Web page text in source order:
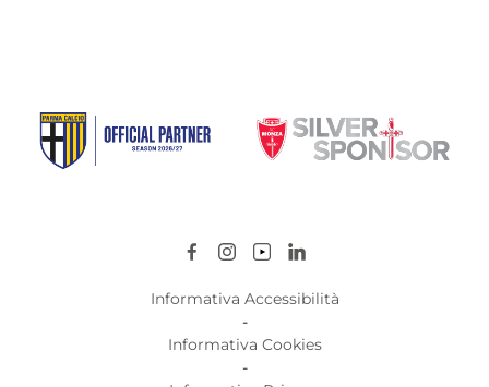
Informativa Accessibilità
-
Informativa Cookies
-